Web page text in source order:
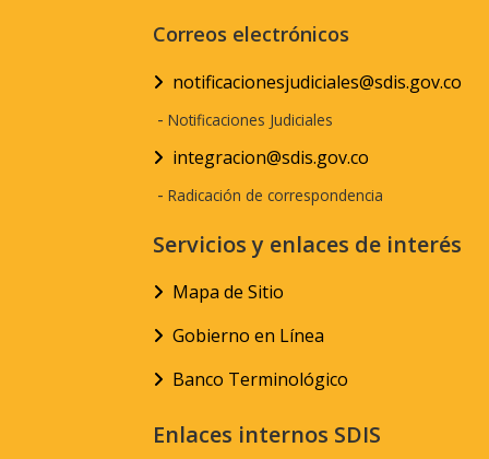
Correos electrónicos
notificacionesjudiciales@sdis.gov.co
- Notificaciones Judiciales
integracion@sdis.gov.co
- Radicación de correspondencia
Servicios y enlaces de interés
Mapa de Sitio
Gobierno en Línea
Banco Terminológico
Enlaces internos SDIS